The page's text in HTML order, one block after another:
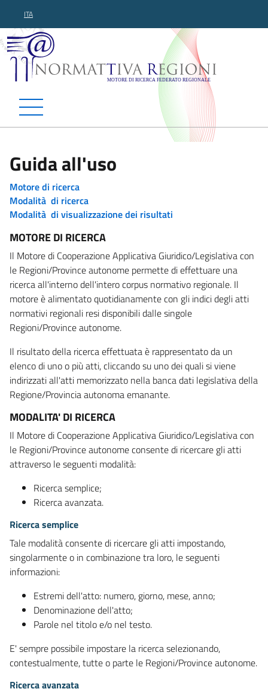
ITA
Normattiva Regioni -
Guida all'uso
Motore di ricerca
Modalità di ricerca
Modalità di visualizzazione dei risultati
MOTORE DI RICERCA
Il Motore di Cooperazione Applicativa Giuridico/Legislativa con
le Regioni/Province autonome permette di effettuare una
ricerca all'interno dell'intero corpus normativo regionale. Il
motore è alimentato quotidianamente con gli indici degli atti
normativi regionali resi disponibili dalle singole
Regioni/Province autonome.
Il risultato della ricerca effettuata è rappresentato da un
elenco di uno o più atti, cliccando su uno dei quali si viene
indirizzati all'atti memorizzato nella banca dati legislativa della
Regione/Provincia autonoma emanante.
MODALITA' DI RICERCA
Il Motore di Cooperazione Applicativa Giuridico/Legislativa con
le Regioni/Province autonome consente di ricercare gli atti
attraverso le seguenti modalità:
Ricerca semplice;
Ricerca avanzata.
Ricerca semplice
Tale modalità consente di ricercare gli atti impostando,
singolarmente o in combinazione tra loro, le seguenti
informazioni:
Estremi dell'atto: numero, giorno, mese, anno;
Denominazione dell'atto;
Parole nel titolo e/o nel testo.
E' sempre possibile impostare la ricerca selezionando,
contestualmente, tutte o parte le Regioni/Province autonome.
Ricerca avanzata